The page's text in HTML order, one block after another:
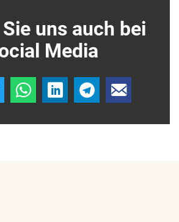
uns auch bei
Media